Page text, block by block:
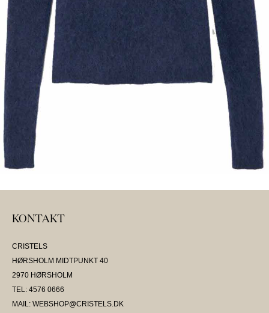
KONTAKT
CRISTELS
HØRSHOLM MIDTPUNKT 40
2970 HØRSHOLM
TEL: 4576 0666
MAIL: WEBSHOP@CRISTELS.DK